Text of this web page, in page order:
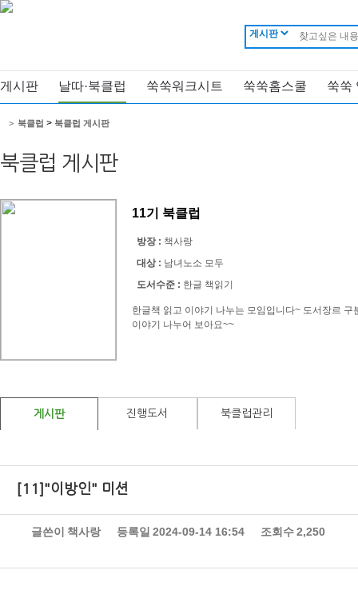
게시판 날따·북클럽 쑥쑥워크시트 쑥쑥홈스쿨 쑥쑥
북클럽 게시판
> 북클럽 > 북클럽 게시판
11기 북클럽
방장 : 책사랑
대상 : 남녀노소 모두
도서수준 : 한글 책읽기
한글책 읽고 이야기 나누는 모임입니다~ 도서장르
이야기 나누어 보아요~~
게시판 진행도서 북클럽관리
[11]"이방인" 미션
글쓴이 책사랑 등록일 2024-09-14 16:54 조회수2,250